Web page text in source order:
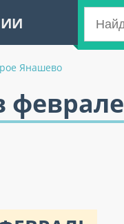
Янашево
феврале